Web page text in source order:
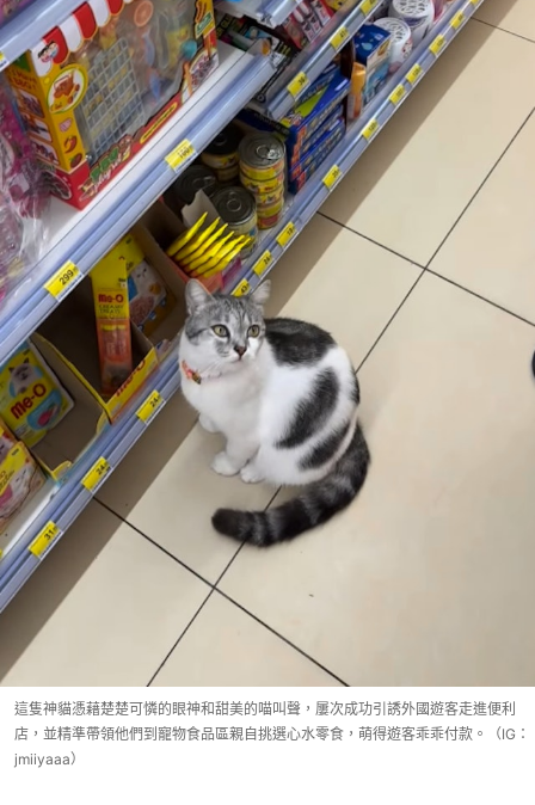
這隻神貓憑藉楚楚可憐的眼神和甜美的喵叫聲，屢次成功引誘外國遊客走進便利
店，並精準帶領他們到寵物食品區親自挑選心水零食，萌得遊客乖乖付款。（IG：
jmiiyaaa）